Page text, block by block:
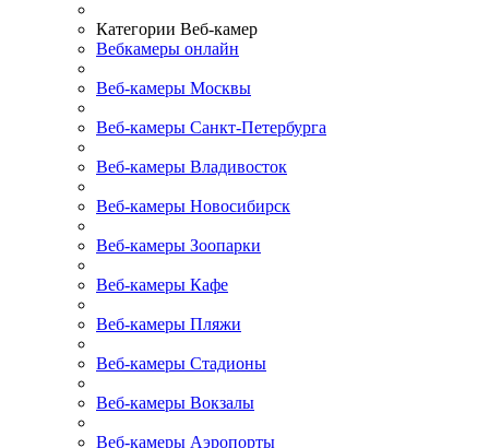
Категории Веб-камер
Вебкамеры онлайн
Веб-камеры Москвы
Веб-камеры Санкт-Петербурга
Веб-камеры Владивосток
Веб-камеры Новосибирск
Веб-камеры Зоопарки
Веб-камеры Кафе
Веб-камеры Пляжи
Веб-камеры Стадионы
Веб-камеры Вокзалы
Веб-камеры Аэропорты